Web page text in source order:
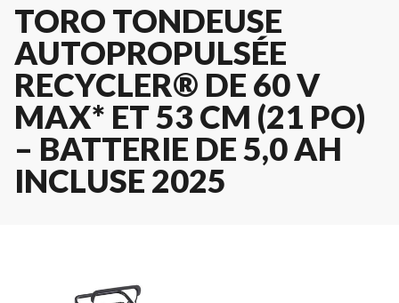
TORO TONDEUSE
AUTOPROPULSÉE
RECYCLER® DE 60 V
MAX* ET 53 CM (21 PO)
– BATTERIE DE 5,0 AH
INCLUSE 2025